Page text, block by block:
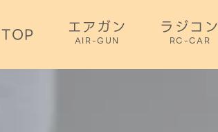
TOP エアガン
AIR-GUN
ラジコン
RC-CAR